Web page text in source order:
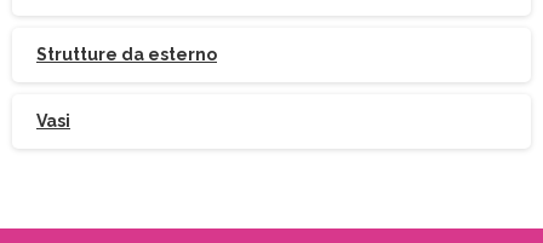
Strutture da esterno
Vasi